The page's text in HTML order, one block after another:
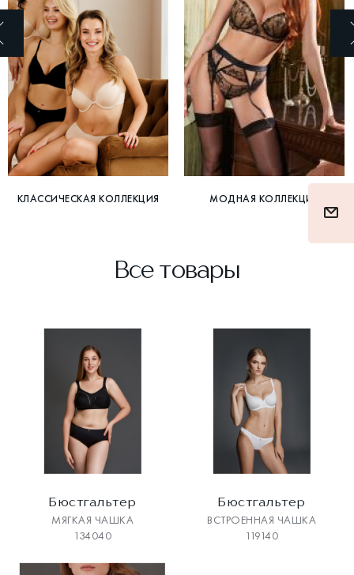
КЛАССИЧЕСКАЯ КОЛЛЕКЦИЯ МОДНАЯ КОЛЛЕКЦИЯ
Все товары
Бюстгальтер
МЯГКАЯ ЧАШКА
134040
Бюстгальтер
ВСТРОЕННАЯ ЧАШКА
119140